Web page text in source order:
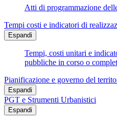
Atti di programmazione
Tempi costi e indicatori di
Espandi
Tempi, costi unitari e
pubbliche in corso o
Pianificazione e governo del
Espandi
PGT e Strumenti Urbanistici
Espandi